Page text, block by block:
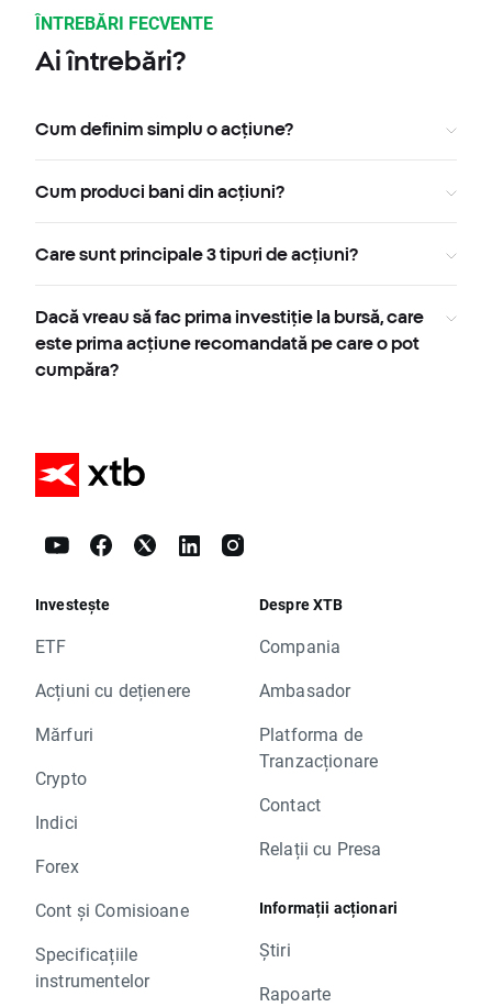
ÎNTREBĂRI FECVENTE
Ai întrebări?
Cum definim simplu o acțiune?
Cum produci bani din acțiuni?
Care sunt principale 3 tipuri de acțiuni?
Dacă vreau să fac prima investiție la bursă, care
este prima acțiune recomandată pe care o pot
cumpăra?
Investește
ETF
Acțiuni cu dețienere
Mărfuri
Crypto
Indici
Forex
Cont și Comisioane
Specificațiile
instrumentelor
Despre XTB
Compania
Ambasador
Platforma de
Tranzacționare
Contact
Relații cu Presa
Informații acționari
Știri
Rapoarte